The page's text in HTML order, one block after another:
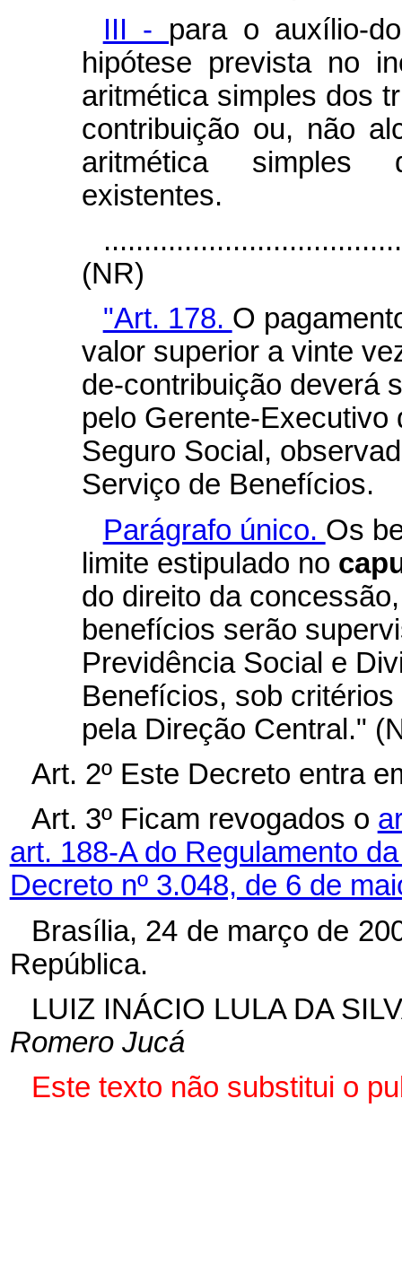
III - para o auxílio-
hipótese prevista no
aritmética simples dos
contribuição ou, não
aritmética simples
existentes.
(NR)
"Art. 178. O
valor superior a vinte
de-contribuição deverá
pelo Gerente-Executivo
Seguro Social,
Serviço de Benefícios.
Parágrafo único. Os
limite estipulado no
do direito da
benefícios serão
Previdência Social e
Benefícios, sob
pela Direção Central."
Art. 2º Este Decreto entra
Art. 3º Ficam revogados o
art. 188-A do Regulamento
Decreto nº 3.048, de 6 de
Brasília, 24 de março de
República.
LUIZ INÁCIO LULA DA
Romero Jucá
Este texto não substitui o